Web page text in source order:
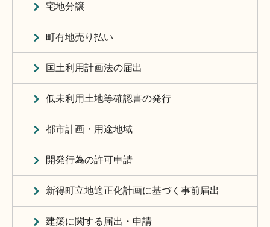
宅地分譲
町有地売り払い
国土利用計画法の届出
低未利用土地等確認書の発行
都市計画・用途地域
開発行為の許可申請
新得町立地適正化計画に基づく事前届出
建築に関する届出・申請